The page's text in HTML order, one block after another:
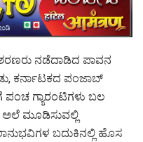
ನಡೆದಾಡಿದ ಪಾವನ
ಕರ್ನಾಟಕದ ಪಂಜಾಬ್
ಗ್ಯಾರಂಟಿಗಳು ಬಲ
ಅಲೆ ಮೂಡಿಸುವಲ್ಲಿ
ಬದುಕಿನಲ್ಲಿ ಹೊಸ